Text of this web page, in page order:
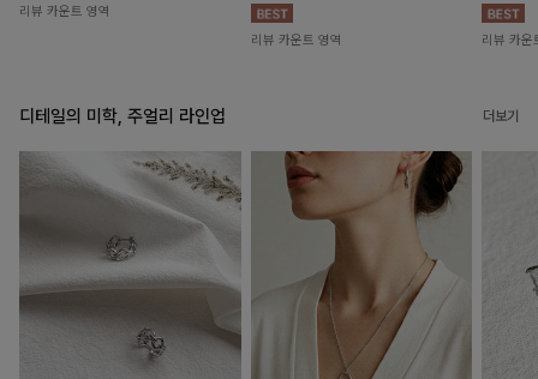
리뷰 카운트 영역
리뷰 카운트 영역 리뷰 카운
디테일의 미학, 주얼리 라인업 더보기